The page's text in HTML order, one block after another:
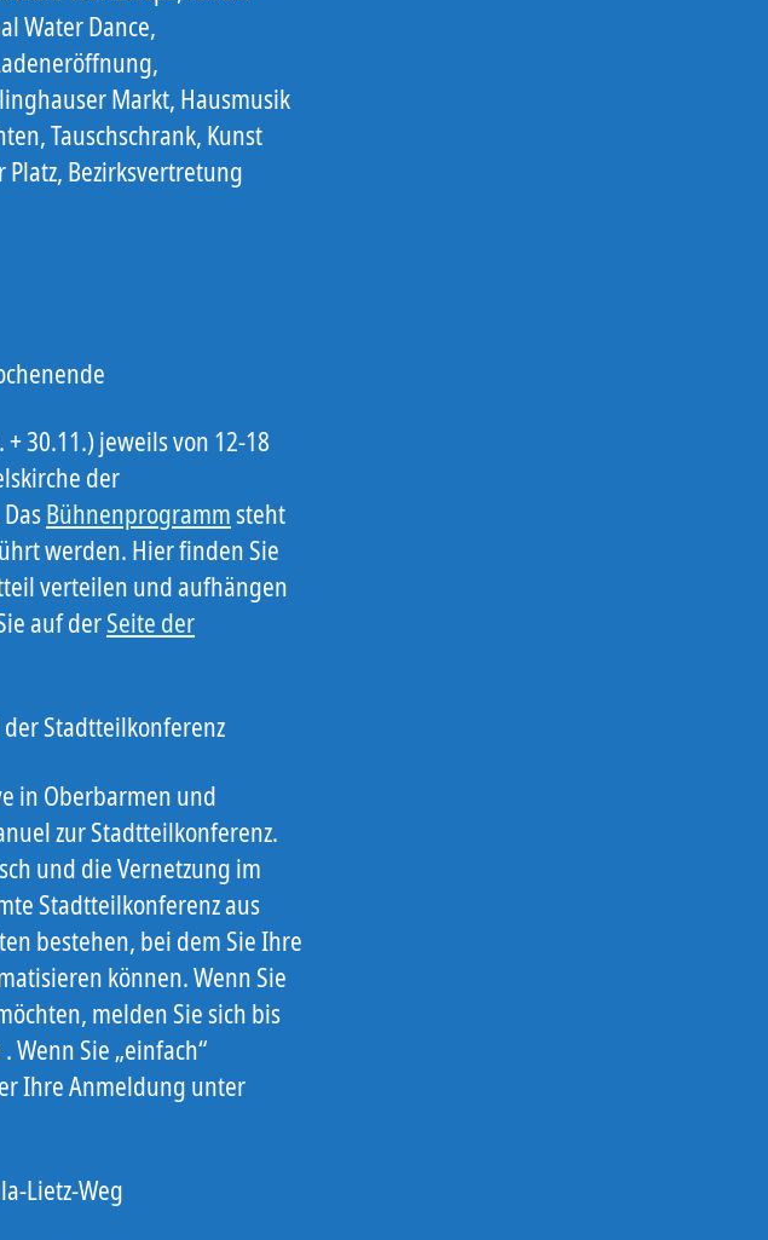
Water Dance,
Markt, Hausmusik
Tauschschrank, Kunst
Bezirksvertretung
30.11.) jeweils von 12-18
der
Bühnenprogrammsteht
werden. Hier finden Sie
verteilen und aufhängen
auf derSeite der
Stadtteilkonferenz
in Oberbarmen und
zur Stadtteilkonferenz.
und die Vernetzung im
Stadtteilkonferenz aus
bestehen, bei dem Sie Ihre
können. Wenn Sie
melden Sie sich bis
Wenn Sie „einfach“
Ihre Anmeldung unter
Lietz-Weg